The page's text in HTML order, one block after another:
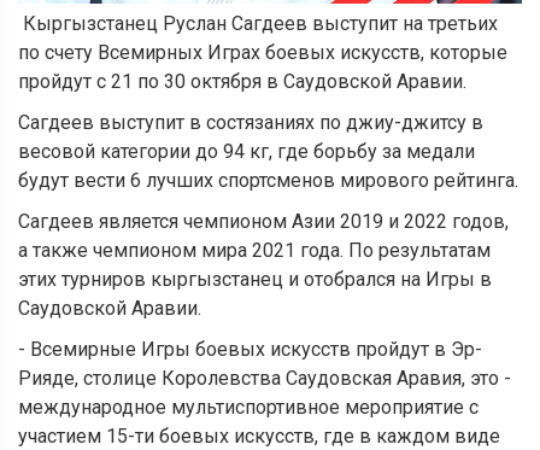
Кыргызстанец Руслан Сагдеев выступит на третьих
по счету Всемирных Играх боевых искусств, которые
пройдут с 21 по 30 октября в Саудовской Аравии.
Сагдеев выступит в состязаниях по джиу-джитсу в
весовой категории до 94 кг, где борьбу за медали
будут вести 6 лучших спортсменов мирового рейтинга.
Сагдеев является чемпионом Азии 2019 и 2022 годов,
а также чемпионом мира 2021 года. По результатам
этих турниров кыргызстанец и отобрался на Игры в
Саудовской Аравии.
- Всемирные Игры боевых искусств пройдут в Эр-
Рияде, столице Королевства Саудовская Аравия, это -
международное мультиспортивное мероприятие с
участием 15-ти боевых искусств, где в каждом виде